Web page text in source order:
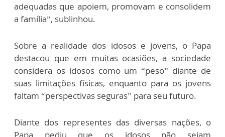
adequadas que apoiem, promovam e consolidem
a família”, sublinhou.
Sobre a realidade dos idosos e jovens, o Papa
destacou que em muitas ocasiões, a sociedade
considera os idosos como um “peso” diante de
suas limitações físicas, enquanto para os jovens
faltam “perspectivas seguras” para seu futuro.
Diante dos representes das diversas nações, o